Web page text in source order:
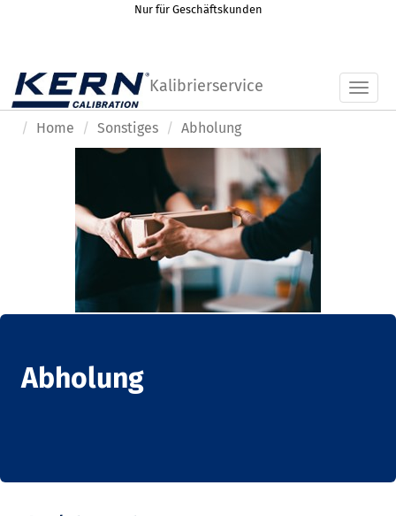
Nur für Geschäftskunden
Kalibrierservice
Home Sonstiges Abholung
Abholung